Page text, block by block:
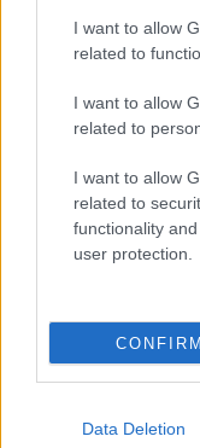
I want to allow
related to
I want to allow
related to
I want to allow
related to
functionality
user protection.
CONFIRM
Data Deletion
Policijsko poročilo, 6. 8.
Zlata generacija za zlato
generacijo: Slovenska
mladinska košarka piše